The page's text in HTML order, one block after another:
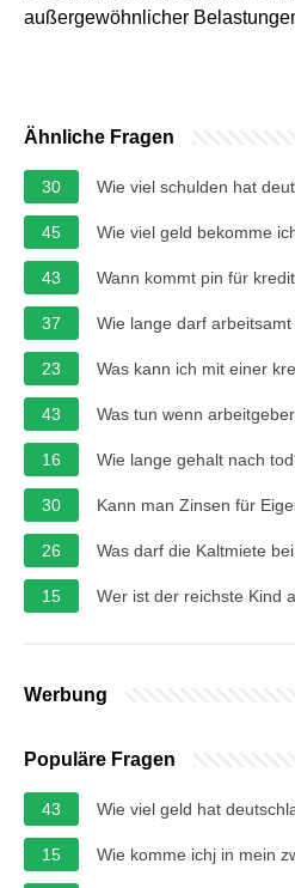
außergewöhnlicher
Ähnliche Fragen
30 Wie viel schulden hat
45 Wie viel geld bekomme
43 Wann kommt pin für
37 Wie lange darf
23 Was kann ich mit einer
43 Was tun wenn
16 Wie lange gehalt nach
30 Kann man Zinsen für
26 Was darf die Kaltmiete
15 Wer ist der reichste Kind
Werbung
Populäre Fragen
43 Wie viel geld hat
15 Wie komme ichj in mein